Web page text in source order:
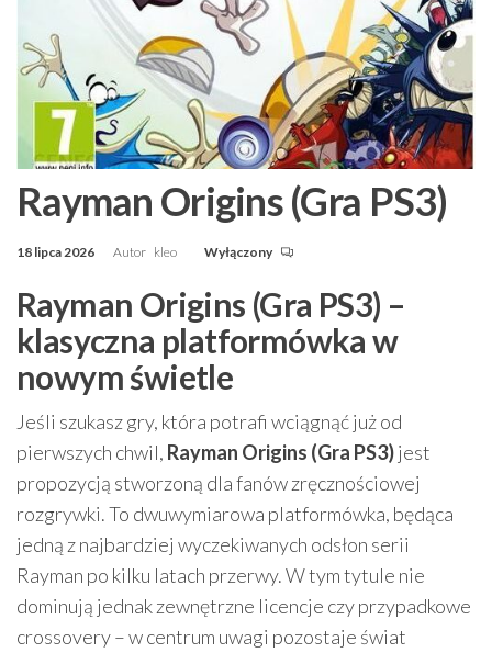
Rayman Origins (Gra PS3)
18 lipca 2026 Autor kleo Wyłączony
Rayman Origins (Gra PS3) –
klasyczna platformówka w
nowym świetle
Jeśli szukasz gry, która potrafi wciągnąć już od
pierwszych chwil, Rayman Origins (Gra PS3)jest
propozycją stworzoną dla fanów zręcznościowej
rozgrywki. To dwuwymiarowa platformówka, będąca
jedną z najbardziej wyczekiwanych odsłon serii
Rayman po kilku latach przerwy. W tym tytule nie
dominują jednak zewnętrzne licencje czy przypadkowe
crossovery – w centrum uwagi pozostaje świat